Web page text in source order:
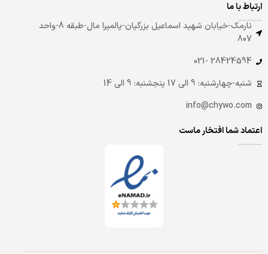
ارتباط با ما
نارمک-خیابان شهید اسماعیل بزرگیان-پالمیرا مال-طبقه 8-واحد
807
28424594 -021
شنبه-چهارشنبه: 9 الی 17 پنجشنبه: 9 الی 14
info@chywo.com
اعتماد شما افتخار ماست